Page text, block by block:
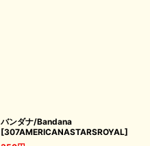
バンダナ/Bandana
[307AMERICANASTARSROYAL]